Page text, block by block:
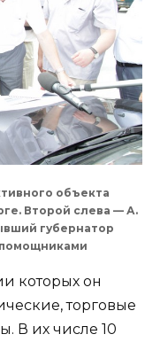
объекта
Второй слева — А.
губернатор
которых он
торговые
В их числе 10